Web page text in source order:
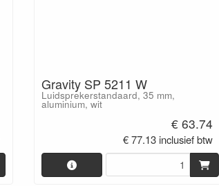
Gravity SP 5211 W
Luidsprekerstandaard, 35 mm,
aluminium, wit
€ 63.74
€ 77.13 inclusief btw